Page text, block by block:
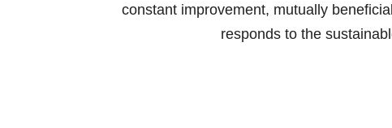
constant improvement, mutually
responds to the